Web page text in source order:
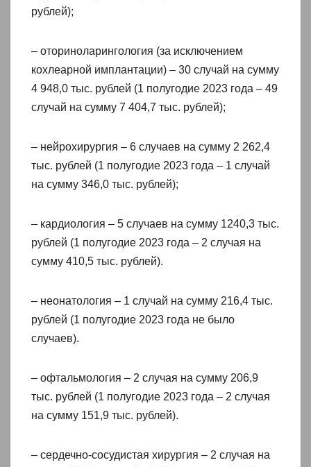
рублей);
– оториноларингология (за исключением
кохлеарной имплантации) – 30 случай на сумму
4 948,0 тыс. рублей (1 полугодие 2023 года – 49
случай на сумму 7 404,7 тыс. рублей);
– нейрохирургия – 6 случаев на сумму 2 262,4
тыс. рублей (1 полугодие 2023 года – 1 случай
на сумму 346,0 тыс. рублей);
– кардиология – 5 случаев на сумму 1240,3 тыс.
рублей (1 полугодие 2023 года – 2 случая на
сумму 410,5 тыс. рублей).
– неонатология – 1 случай на сумму 216,4 тыс.
рублей (1 полугодие 2023 года не было
случаев).
– офтальмология – 2 случая на сумму 206,9
тыс. рублей (1 полугодие 2023 года – 2 случая
на сумму 151,9 тыс. рублей).
– сердечно-сосудистая хирургия – 2 случая на